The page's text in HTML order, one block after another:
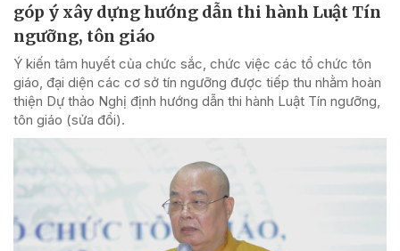
góp ý xây dựng hướng dẫn thi hành Luật Tín
ngưỡng, tôn giáo
Ý kiến tâm huyết của chức sắc, chức việc các tổ chức tôn
giáo, đại diện các cơ sở tín ngưỡng được tiếp thu nhằm hoàn
thiện Dự thảo Nghị định hướng dẫn thi hành Luật Tín ngưỡng,
tôn giáo (sửa đổi).